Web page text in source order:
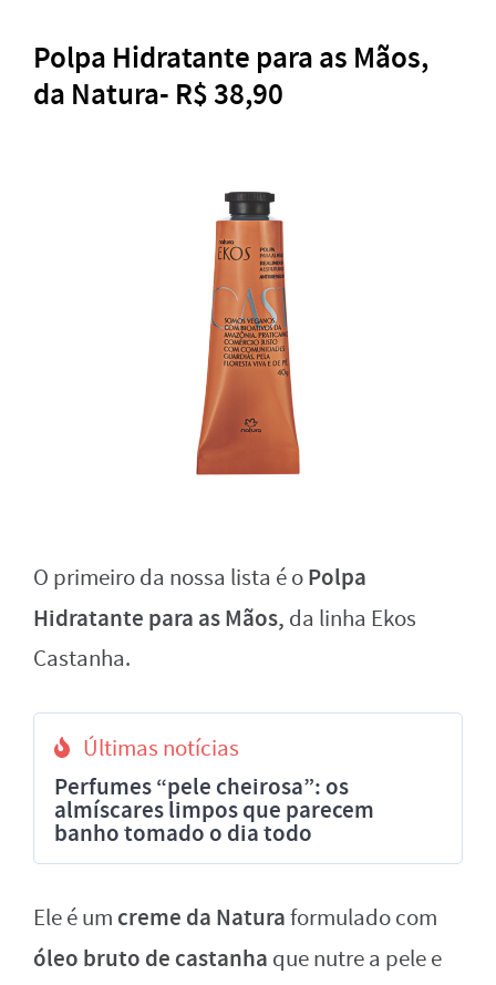
Polpa Hidratante para as Mãos,
da Natura- R$ 38,90
O primeiro da nossa lista é oPolpa
Hidratante para as Mãos, da linha Ekos
Castanha.
Últimas notícias
Perfumes “pele cheirosa”: os
almíscares limpos que parecem
banho tomado o dia todo
Ele é um creme da Naturaformulado com
óleo bruto de castanha que nutre a pele e